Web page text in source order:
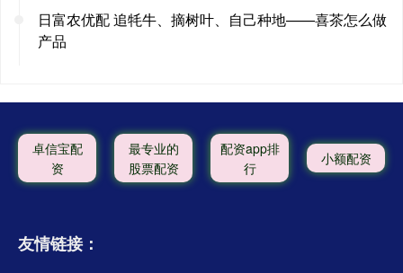
日富农优配 追牦牛、摘树叶、自己种地——喜茶怎么做
产品
卓信宝配
资
最专业的
股票配资
配资app排
行
小额配资
友情链接：